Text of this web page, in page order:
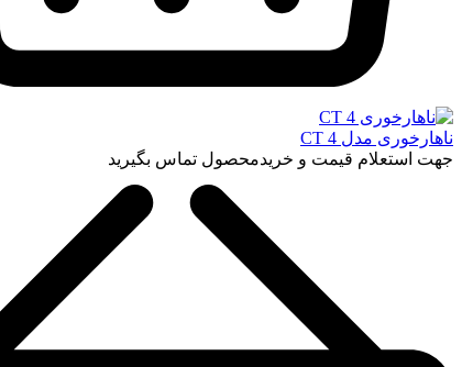
ناهارخوری مدل CT 4
جهت استعلام قیمت و خریدمحصول تماس بگیرید